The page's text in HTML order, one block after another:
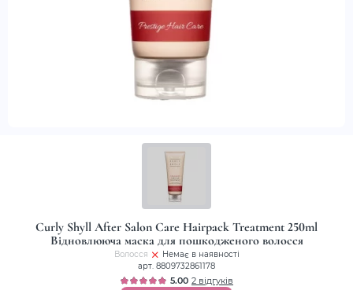
Curly Shyll After Salon Care Hairpack Treatment 250ml
Відновлююча маска для пошкодженого волосся
Волосся
Немає в наявності
арт. 8809732861178
5.00 2 відгуків